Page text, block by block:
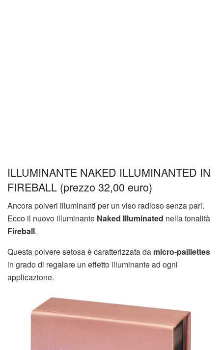
ILLUMINANTE NAKED ILLUMINANTED IN
FIREBALL (prezzo 32,00 euro)
Ancora polveri illuminanti per un viso radioso senza pari.
Ecco il nuovo illuminante Naked Illuminated nella tonalità
Fireball.
Questa polvere setosa è caratterizzata da micro-paillettes
in grado di regalare un effetto illuminante ad ogni
applicazione.